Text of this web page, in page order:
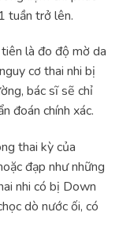
tuần trở lên.
là đo độ mờ da
cơ thai nhi bị
bác sĩ sẽ chỉ
đoán chính xác.
thai kỳ của
đạp như những
nhi có bị Down
dò nước ối, có